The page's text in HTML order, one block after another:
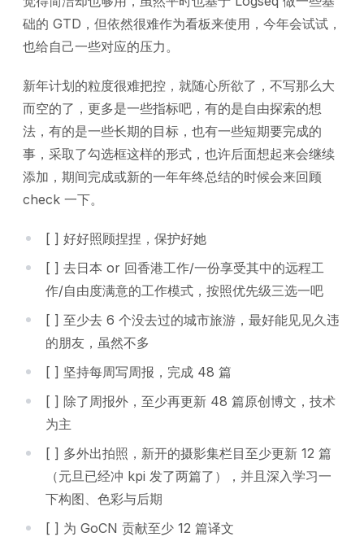
础的 GTD，但依然很难作为看板来使用，今年会试试，
也给自己一些对应的压力。
新年计划的粒度很难把控，就随心所欲了，不写那么大
而空的了，更多是一些指标吧，有的是自由探索的想
法，有的是一些长期的目标，也有一些短期要完成的
事，采取了勾选框这样的形式，也许后面想起来会继续
添加，期间完成或新的一年年终总结的时候会来回顾
check 一下。
[ ] 好好照顾捏捏，保护好她
[ ] 去日本 or 回香港工作/一份享受其中的远程工
作/自由度满意的工作模式，按照优先级三选一吧
[ ] 至少去 6 个没去过的城市旅游，最好能见见久违
的朋友，虽然不多
[ ] 坚持每周写周报，完成 48 篇
[ ] 除了周报外，至少再更新 48 篇原创博文，技术
为主
[ ] 多外出拍照，新开的摄影集栏目至少更新 12 篇
（元旦已经冲 kpi 发了两篇了），并且深入学习一
下构图、色彩与后期
[ ] 为 GoCN 贡献至少 12 篇译文